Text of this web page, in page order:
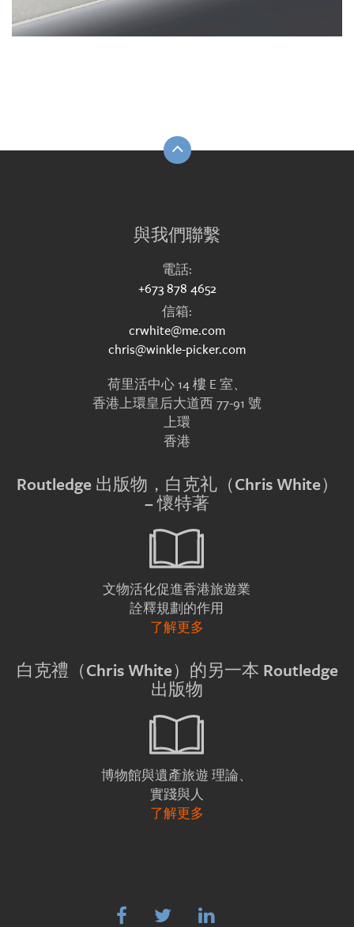
與我們聯繫
電話:
+673 878 4652
信箱:
crwhite@me.com
chris@winkle-picker.com
荷里活中心 14 樓 E 室、
香港上環皇后大道西 77-91 號
上環
香港
Routledge 出版物，白克礼（Chris White）
– 懷特著
文物活化促進香港旅遊業
詮釋規劃的作用
了解更多
白克禮（Chris White）的另一本 Routledge
出版物
博物館與遺產旅遊 理論、
實踐與人
了解更多
  